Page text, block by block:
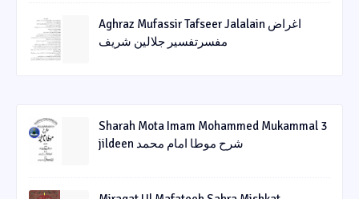
Aghraz Mufassir Tafseer Jalalain اغراض
مفسرتفسیر جلالین شریف
Sharah Mota Imam Mohammed Mukammal 3
jildeen شرح موطا امام محمد